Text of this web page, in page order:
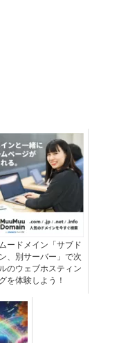
ードメイン「サブド
、別サーバー」で次
のウェブホスティン
グを体験しよう！